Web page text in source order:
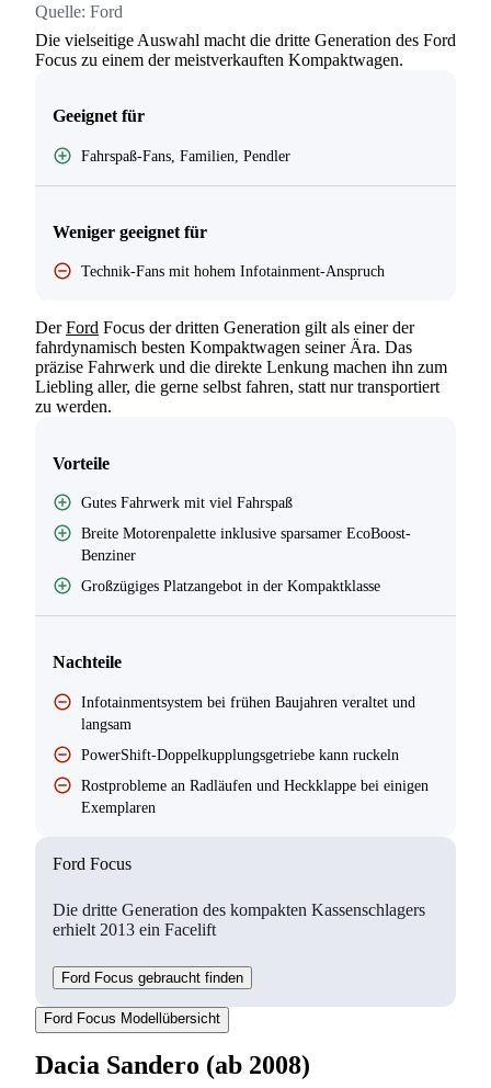
Quelle: Ford
Die vielseitige Auswahl macht die dritte Generation des Ford
Focus zu einem der meistverkauften Kompaktwagen.
Geeignet für
Fahrspaß-Fans, Familien, Pendler
Weniger geeignet für
Technik-Fans mit hohem Infotainment-Anspruch
DerFord Focus der dritten Generation gilt als einer der
fahrdynamisch besten Kompaktwagen seiner Ära. Das
präzise Fahrwerk und die direkte Lenkung machen ihn zum
Liebling aller, die gerne selbst fahren, statt nur transportiert
zu werden.
Vorteile
Gutes Fahrwerk mit viel Fahrspaß
Breite Motorenpalette inklusive sparsamer EcoBoost-
Benziner
Großzügiges Platzangebot in der Kompaktklasse
Nachteile
Infotainmentsystem bei frühen Baujahren veraltet und
langsam
PowerShift-Doppelkupplungsgetriebe kann ruckeln
Rostprobleme an Radläufen und Heckklappe bei einigen
Exemplaren
Ford Focus
Die dritte Generation des kompakten Kassenschlagers
erhielt 2013 ein Facelift
Ford Focus gebraucht finden
Ford Focus Modellübersicht
Dacia Sandero (ab 2008)